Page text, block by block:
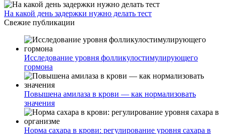
На какой день задержки нужно делать тест
Свежие публикации
Исследование уровня фолликулостимулирующего
гормона
Повышена амилаза в крови — как нормализовать
значения
Норма сахара в крови: регулирование уровня сахара в